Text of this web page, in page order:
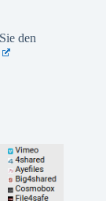
den